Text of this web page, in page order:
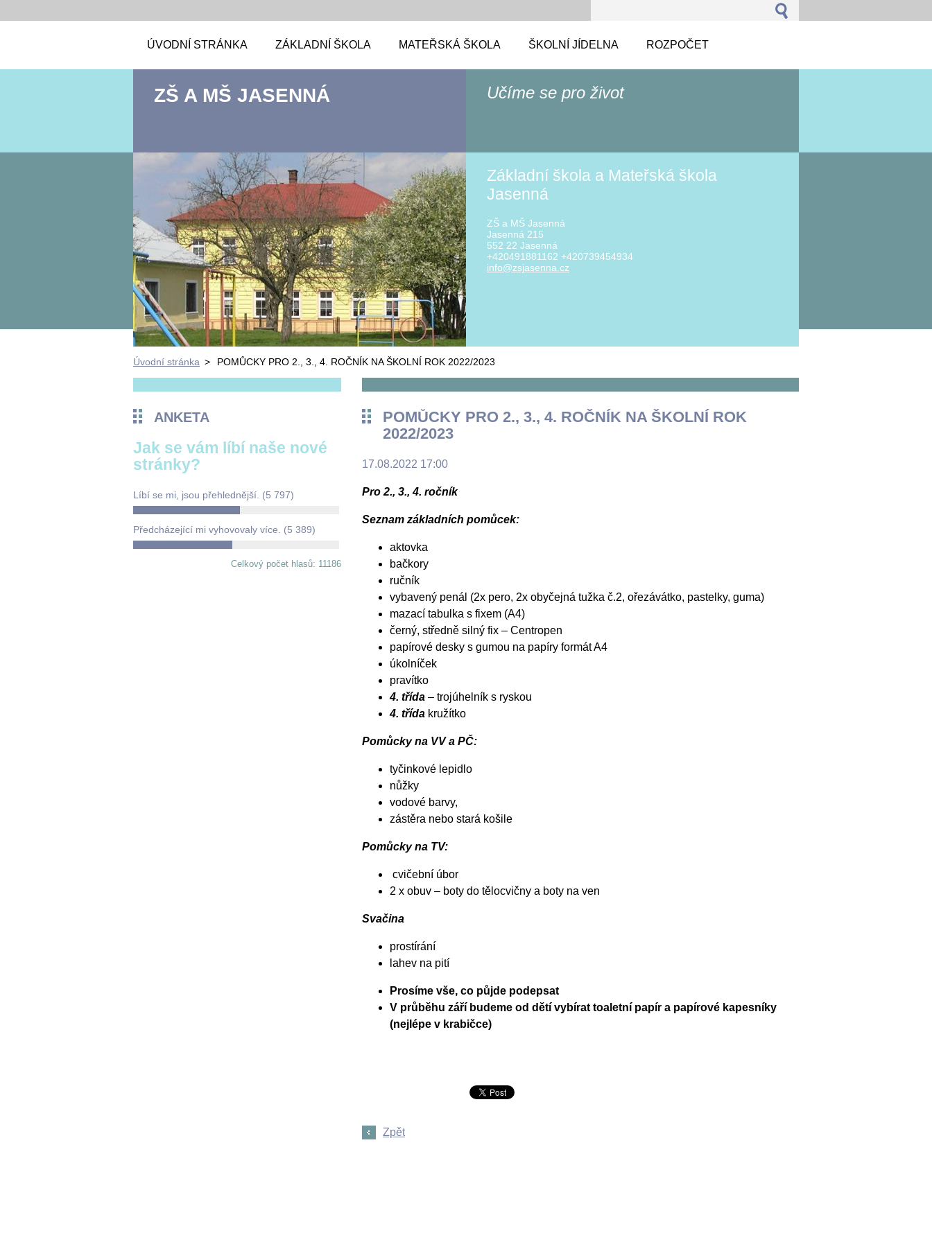
ÚVODNÍ STRÁNKA ZÁKLADNÍ ŠKOLA MATEŘSKÁ ŠKOLA ŠKOLNÍ JÍDELNA ROZPOČET
ZŠ A MŠ JASENNÁ Učíme se pro život
Základní škola a Mateřská škola
Jasenná
ZŠ a MŠ Jasenná
Jasenná 215
552 22 Jasenná
+420491881162 +420739454934
info@zsjasenna.cz
Úvodní stránka > POMŮCKY PRO 2., 3., 4. ROČNÍK NA ŠKOLNÍ ROK 2022/2023
ANKETA
Jak se vám líbí naše nové
stránky?
Líbí se mi, jsou přehlednější. (5 797)
Předcházející mi vyhovovaly více. (5 389)
Celkový počet hlasů: 11186
POMŮCKY PRO 2., 3., 4. ROČNÍK NA ŠKOLNÍ ROK
2022/2023
17.08.2022 17:00
Pro 2., 3., 4. ročník
Seznam základních pomůcek:
aktovka
bačkory
ručník
vybavený penál (2x pero, 2x obyčejná tužka č.2, ořezávátko, pastelky, guma)
mazací tabulka s fixem (A4)
černý, středně silný fix – Centropen
papírové desky s gumou na papíry formát A4
úkolníček
pravítko
4. třída – trojúhelník s ryskou
4. třída kružítko
Pomůcky na VV a PČ:
tyčinkové lepidlo
nůžky
vodové barvy,
zástěra nebo stará košile
Pomůcky na TV:
cvičební úbor
2 x obuv – boty do tělocvičny a boty na ven
Svačina
prostírání
lahev na pití
Prosíme vše, co půjde podepsat
V průběhu září budeme od dětí vybírat toaletní papír a papírové kapesníky
(nejlépe v krabičce)
Zpět